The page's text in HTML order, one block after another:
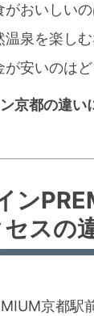
おいしいの
泉を楽しむ
安いのはど
京都の違
ン
スの
京都